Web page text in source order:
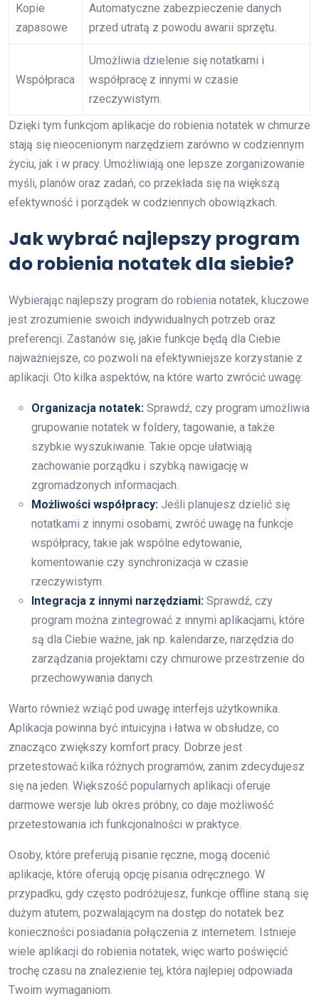
Kopie
zapasowe
Automatyczne zabezpieczenie danych
przed utratą z powodu awarii sprzętu.
Współpraca
Umożliwia dzielenie się notatkami i
współpracę z innymi w czasie
rzeczywistym.
Dzięki tym funkcjom aplikacje do robienia notatek w chmurze
stają się nieocenionym narzędziem zarówno w codziennym
życiu, jak i w pracy. Umożliwiają one lepsze zorganizowanie
myśli, planów oraz zadań, co przekłada się na większą
efektywność i porządek w codziennych obowiązkach.
Jak wybrać najlepszy program
do robienia notatek dla siebie?
Wybierając najlepszy program do robienia notatek, kluczowe
jest zrozumienie swoich indywidualnych potrzeb oraz
preferencji. Zastanów się, jakie funkcje będą dla Ciebie
najważniejsze, co pozwoli na efektywniejsze korzystanie z
aplikacji. Oto kilka aspektów, na które warto zwrócić uwagę:
Organizacja notatek: Sprawdź, czy program umożliwia
grupowanie notatek w foldery, tagowanie, a także
szybkie wyszukiwanie. Takie opcje ułatwiają
zachowanie porządku i szybką nawigację w
zgromadzonych informacjach.
Możliwości współpracy: Jeśli planujesz dzielić się
notatkami z innymi osobami, zwróć uwagę na funkcje
współpracy, takie jak wspólne edytowanie,
komentowanie czy synchronizacja w czasie
rzeczywistym.
Integracja z innymi narzędziami: Sprawdź, czy
program można zintegrować z innymi aplikacjami, które
są dla Ciebie ważne, jak np. kalendarze, narzędzia do
zarządzania projektami czy chmurowe przestrzenie do
przechowywania danych.
Warto również wziąć pod uwagę interfejs użytkownika.
Aplikacja powinna być intuicyjna i łatwa w obsłudze, co
znacząco zwiększy komfort pracy. Dobrze jest
przetestować kilka różnych programów, zanim zdecydujesz
się na jeden. Większość popularnych aplikacji oferuje
darmowe wersje lub okres próbny, co daje możliwość
przetestowania ich funkcjonalności w praktyce.
Osoby, które preferują pisanie ręczne, mogą docenić
aplikacje, które oferują opcję pisania odręcznego. W
przypadku, gdy często podróżujesz, funkcje offline staną się
dużym atutem, pozwalającym na dostęp do notatek bez
konieczności posiadania połączenia z internetem. Istnieje
wiele aplikacji do robienia notatek, więc warto poświęcić
trochę czasu na znalezienie tej, która najlepiej odpowiada
Twoim wymaganiom.